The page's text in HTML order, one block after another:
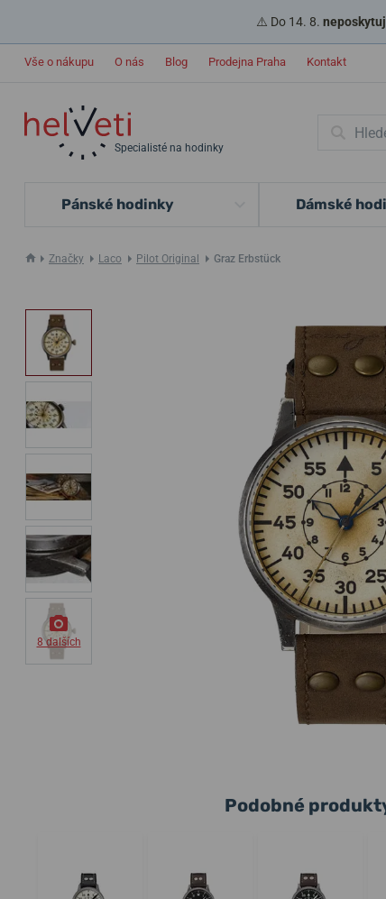
⚠️ Do 14. 8.
Vše o nákupu O nás Blog Prodejna Praha Kontakt
Specialisté na hodinky
Pánské hodinky Dámské
Značky Laco Pilot Original Graz Erbstück
8 dalších
Podobné